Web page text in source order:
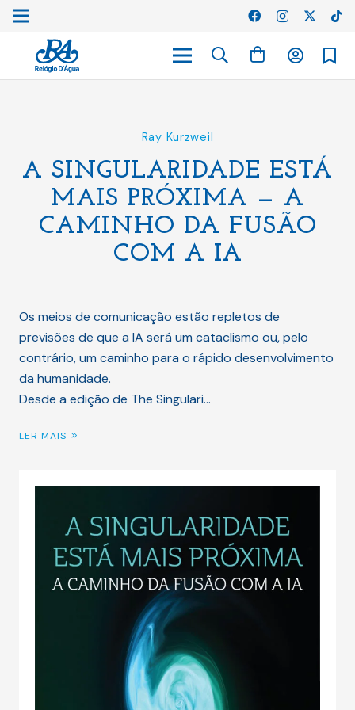
Ray Kurzweil
A SINGULARIDADE ESTÁ
MAIS PRÓXIMA — A
CAMINHO DA FUSÃO
COM A IA
Os meios de comunicação estão repletos de
previsões de que a IA será um cataclismo ou, pelo
contrário, um caminho para o rápido desenvolvimento
da humanidade.
Desde a edição de The Singulari…
LER MAIS